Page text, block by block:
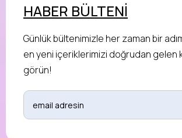
HABER BÜLTENİ
Günlük bültenimizle her zaman bir
en yeni içeriklerimizi doğrudan gelen
görün!